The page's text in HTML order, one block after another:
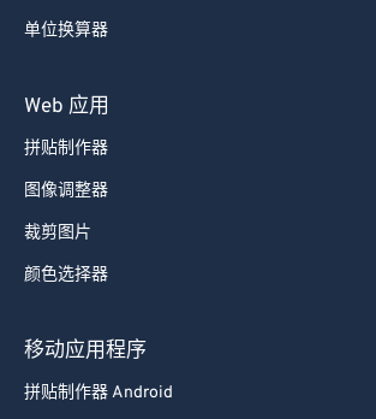
单位换算器
Web 应用
拼贴制作器
图像调整器
裁剪图片
颜色选择器
移动应用程序
拼贴制作器 Android